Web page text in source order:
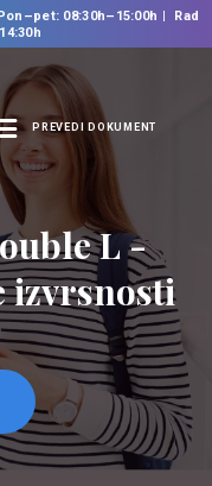
08:30h–15:00h
Rad
PREVEDI DOKUMENT
L -
izvrsnosti